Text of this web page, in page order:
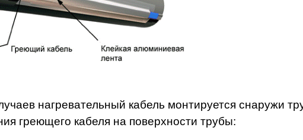
нагревательный кабель монтируется снаружи
греющего кабеля на поверхности трубы: